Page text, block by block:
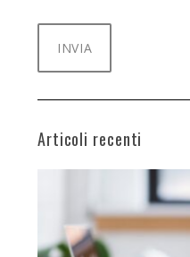
Articoli recenti